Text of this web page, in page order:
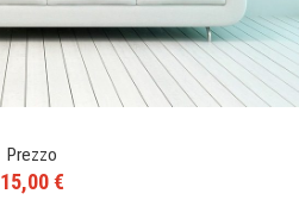
Prezzo
15,00 €